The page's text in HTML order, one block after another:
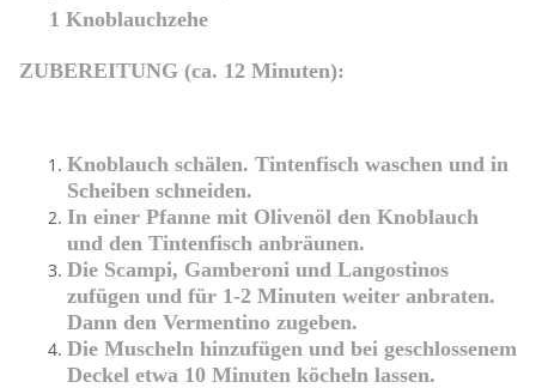
1 Knoblauchzehe
ZUBEREITUNG (ca. 12 Minuten):
Knoblauch schälen. Tintenfisch waschen und in
Scheiben schneiden.
In einer Pfanne mit Olivenöl den Knoblauch
und den Tintenfisch anbräunen.
Die Scampi, Gamberoni und Langostinos
zufügen und für 1-2 Minuten weiter anbraten.
Dann den Vermentino zugeben.
Die Muscheln hinzufügen und bei geschlossenem
Deckel etwa 10 Minuten köcheln lassen.